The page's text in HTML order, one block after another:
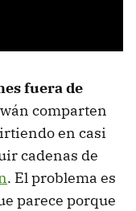
fuera de
comparten
en casi
cadenas de
. El problema es
parece porque